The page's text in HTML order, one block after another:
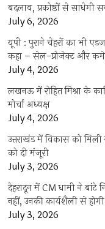
बदलाव, प्रकोष्ठों से साधेगी
July 6, 2026
यूपी : पुराने चेहरों का भी
कहा – सेल-प्रोजेक्ट और
July 4, 2026
लखनऊ में रोहित मिश्रा के
मोर्चा अध्यक्ष
July 4, 2026
उत्तराखंड में विकास को
को दी मंजूरी
July 3, 2026
देहरादून में CM धामी ने बांटे
नहीं, उनकी कार्यशैली से होगी
July 3, 2026